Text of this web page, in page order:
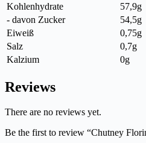
Kohlenhydrate
57,9g
- davon Zucker
54,5g
Eiweiß
0,75g
Salz
0,7g
Kalzium
0g
Reviews
There are no reviews yet.
Be the first to review “Chutney